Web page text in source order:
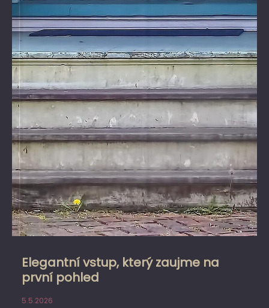
Elegantní vstup, který zaujme na
první pohled
5.5.2026